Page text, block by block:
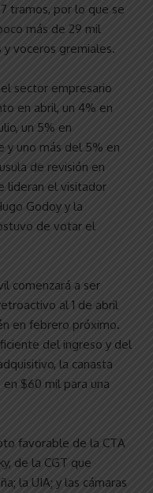
tramos, por lo que se
más de 29 mil
voceros gremiales.
sector empresario
en abril, un 4% en
un 5% en
y uno más del 5% en
de revisión en
lideran el visitador
Godoy y la
de votar el
comenzará a ser
al 1 de abril
en febrero próximo.
del ingreso y del
la canasta
$60 mil para una
favorable de la CTA
de la CGT que
la UIA; y las cámaras